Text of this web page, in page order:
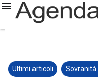
Ultimi articoli Sovranità